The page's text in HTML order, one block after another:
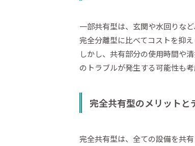
一部共有型は、玄関や水回りな
完全分離型に比べてコストを抑
しかし、共有部分の使用時間や
のトラブルが発生する可能性も
完全共有型のメリットと
完全共有型は、全ての設備を共有